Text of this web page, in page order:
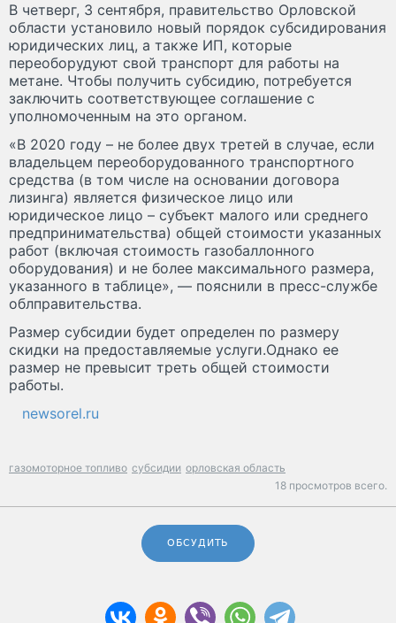
В четверг, 3 сентября, правительство Орловской
области установило новый порядок субсидирования
юридических лиц, а также ИП, которые
переоборудуют свой транспорт для работы на
метане. Чтобы получить субсидию, потребуется
заключить соответствующее соглашение с
уполномоченным на это органом.
«В 2020 году – не более двух третей в случае, если
владельцем переоборудованного транспортного
средства (в том числе на основании договора
лизинга) является физическое лицо или
юридическое лицо – субъект малого или среднего
предпринимательства) общей стоимости указанных
работ (включая стоимость газобаллонного
оборудования) и не более максимального размера,
указанного в таблице», — пояснили в пресс-службе
облправительства.
Размер субсидии будет определен по размеру
скидки на предоставляемые услуги.Однако ее
размер не превысит треть общей стоимости
работы.
newsorel.ru
газомоторное топливо субсидии орловская область
18 просмотров всего.
ОБСУДИТЬ